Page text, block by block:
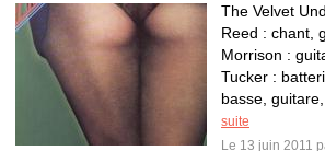
The Velvet
Reed : chant,
Morrison :
Tucker :
basse,
suite
Le 13 juin 2011